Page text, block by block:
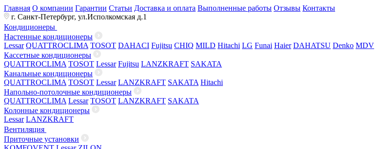
Главная О компании Гарантии Статьи Доставка и оплата Выполненные работы Отзывы Контакты
г. Санкт-Петербург, ул.Исполкомская д.1
Кондиционеры
Настенные кондиционеры
Lessar QUATTROCLIMA TOSOT DAHACI Fujitsu CHIQ MILD Hitachi LG Funai Haier DAHATSU Denko MDV
Кассетные кондиционеры
QUATTROCLIMA TOSOT Lessar Fujitsu LANZKRAFT SAKATA
Канальные кондиционеры
QUATTROCLIMA TOSOT Lessar LANZKRAFT SAKATA Hitachi
Напольно-потолочные кондиционеры
QUATTROCLIMA Lessar TOSOT LANZKRAFT SAKATA
Колонные кондиционеры
Lessar LANZKRAFT
Вентиляция
Приточные установки